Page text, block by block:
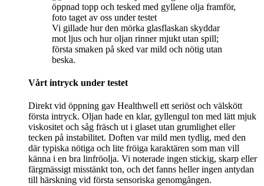
Vi gillade hur den mörka glasflaskan skyddar
mot ljus och hur oljan rinner mjukt utan spill;
första smaken på sked var mild och nötig utan
beska.
Vårt intryck under testet
Direkt vid öppning gav Healthwell ett seriöst och välskött
första intryck. Oljan hade en klar, gyllengul ton med lätt mjuk
viskositet och såg fräsch ut i glaset utan grumlighet eller
tecken på instabilitet. Doften var mild men tydlig, med den
där typiska nötiga och lite fröiga karaktären som man vill
känna i en bra linfröolja. Vi noterade ingen stickig, skarp eller
färgmässigt misstänkt ton, och det fanns heller ingen antydan
till härskning vid första sensoriska genomgången.